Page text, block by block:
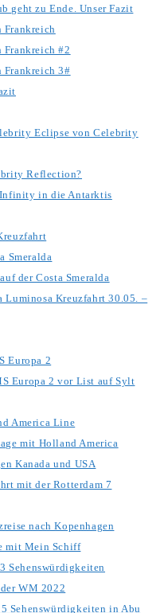
geht zu Ende. Unser Fazit
Frankreich
Frankreich #2
Frankreich 3#
Eclipse von Celebrity
Reflection?
in die Antarktis
Smeralda
der Costa Smeralda
Luminosa Kreuzfahrt 30.05. –
Europa 2
Europa 2 vor List auf Sylt
America Line
mit Holland America
Kanada und USA
mit der Rotterdam 7
nach Kopenhagen
mit Mein Schiff
Sehenswürdigkeiten
WM 2022
Sehenswürdigkeiten in Abu